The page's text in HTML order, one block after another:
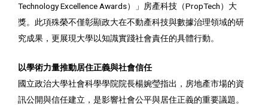
Technology Excellence Awards）」房產科技（PropTech）大
獎。此項殊榮不僅彰顯政大在不動產科技與數據治理領域的研
究成果，更展現大學以知識實踐社會責任的具體行動。
以學術力量推動居住正義與社會信任
國立政治大學社會科學學院院長楊婉瑩指出，房地產市場的資
訊公開與信任建立，是影響社會公平與居住正義的重要議題。